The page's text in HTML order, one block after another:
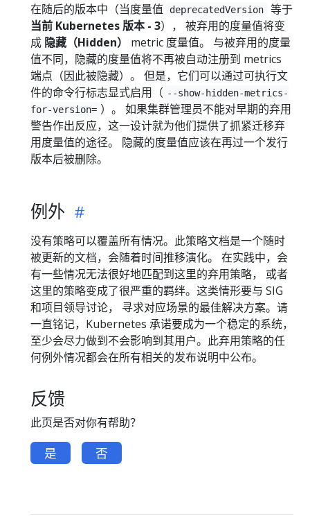
在随后的版本中（当度量值
deprecatedVersion
等于
当前 Kubernetes 版本 - 3）， 被弃用的度量值将变
成 隐藏（Hidden）
metric 度量值。 与被弃用的度量
值不同，隐藏的度量值将不再被自动注册到 metrics
端点（因此被隐藏）。 但是，它们可以通过可执行文
件的命令行标志显式启用（ --show-hidden-metrics-
for-version= ）。 如果集群管理员不能对早期的弃用
警告作出反应，这一设计就为他们提供了抓紧迁移弃
用度量值的途径。 隐藏的度量值应该在再过一个发行
版本后被删除。
例外
没有策略可以覆盖所有情况。此策略文档是一个随时
被更新的文档，会随着时间推移演化。 在实践中，会
有一些情况无法很好地匹配到这里的弃用策略， 或者
这里的策略变成了很严重的羁绊。这类情形要与 SIG
和项目领导讨论， 寻求对应场景的最佳解决方案。请
一直铭记，Kubernetes 承诺要成为一个稳定的系统，
至少会尽力做到不会影响到其用户。此弃用策略的任
何例外情况都会在所有相关的发布说明中公布。
反馈
此页是否对你有帮助？
是 否